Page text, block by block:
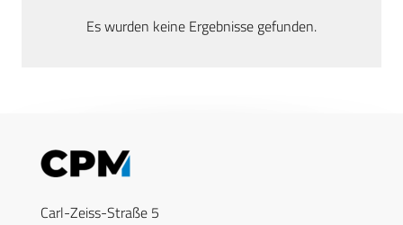
Es wurden keine Ergebnisse gefunden.
Carl-Zeiss-Straße 5